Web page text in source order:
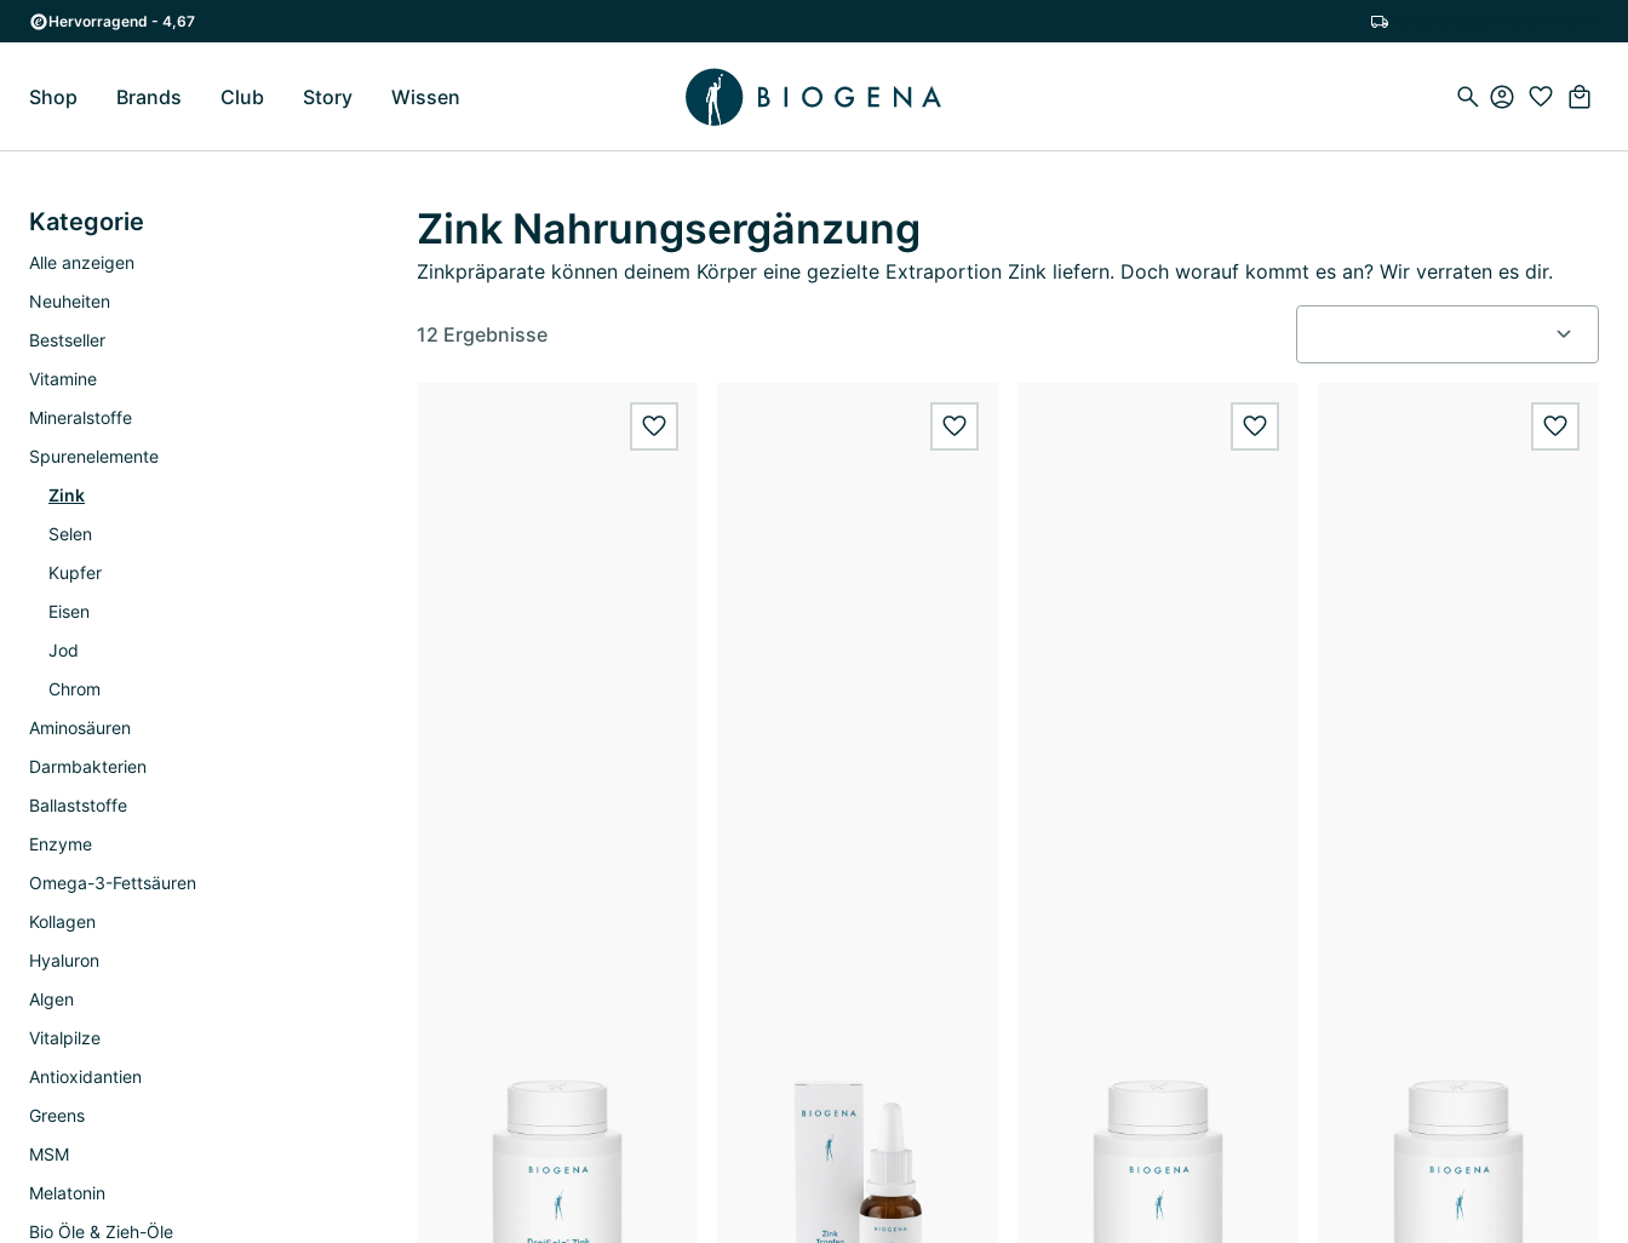
Zum Hauptinhalt springen
Zur Hauptnavigation springen
Hervorragend - 4,67
Shop Zum Untermenü Shop umschalten
Brands Zum Untermenü Brands umschalten
Club Zum Untermenü Club umschalten
Story Zum Untermenü Story umschalten
Wissen Zum Untermenü Wissen umschalten
Zink Nahrungsergänzung
Zinkpräparate können deinem Körper eine gezielte Extraportion Zink liefern. Doch worauf kommt es an? Wir verraten es dir.
12 Ergebnisse
wishlist.add wishlist.add wishlist.add
Kategorie
Alle anzeigen
Neuheiten
Bestseller
Vitamine
Mineralstoffe
Spurenelemente
Zink
Selen
Kupfer
Eisen
Jod
Chrom
Aminosäuren
Darmbakterien
Ballaststoffe
Enzyme
Omega-3-Fettsäuren
Kollagen
Hyaluron
Algen
Vitalpilze
Antioxidantien
Greens
MSM
Melatonin
Bio Öle & Zieh-Öle